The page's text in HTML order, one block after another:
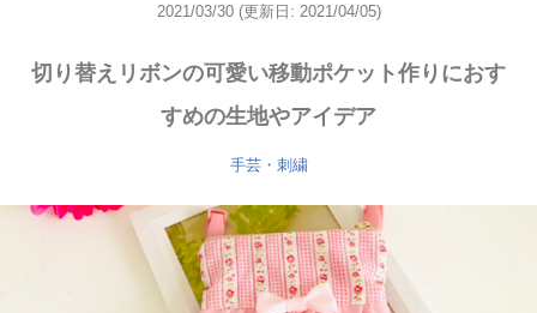
2021/03/30 (更新日: 2021/04/05)
切り替えリボンの可愛い移動ポケット作りにおす
すめの生地やアイデア
手芸・刺繍